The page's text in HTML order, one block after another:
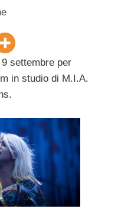
settembre per
in studio di M.I.A.